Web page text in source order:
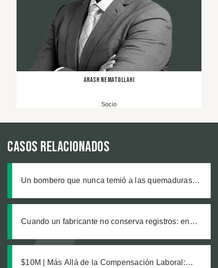
Arash Nematollahi
Socio
Casos relacionados
Un bombero que nunca temió a las quemaduras,
Cuando un fabricante no conserva registros: en
$10M | Más Allá de la Compensación Laboral: